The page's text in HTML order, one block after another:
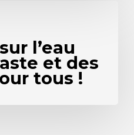
l’eau
et des
tous !